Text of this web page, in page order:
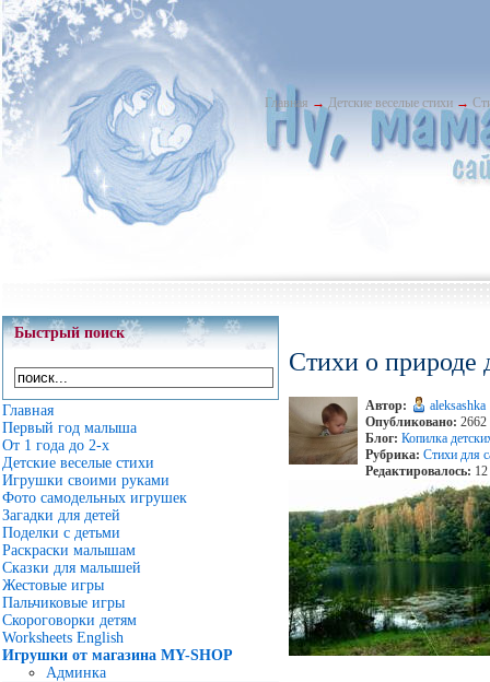
Главная → Детские веселые стихи →
Быстрый поиск
Главная
Первый год малыша
От 1 года до 2-х
Детские веселые стихи
Игрушки своими руками
Фото самодельных игрушек
Загадки для детей
Поделки с детьми
Раскраски малышам
Сказки для малышей
Жестовые игры
Пальчиковые игры
Скороговорки детям
Worksheets English
Игрушки от магазина MY-SHOP
Админка
Стихи о
Автор:
aleksashka
Опубликовано: 2662
Блог: Копилка
Рубрика: Стихи для
Редактировалось: